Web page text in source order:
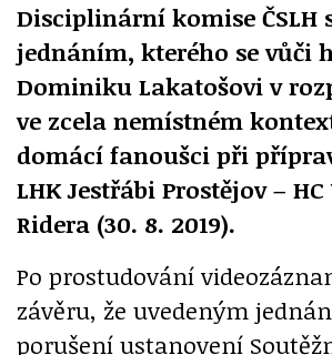
Disciplinární komise ČSLH
jednáním, kterého se vůči
Dominiku Lakatošovi v
ve zcela nemístném
domácí fanoušci při
LHK Jestřábi Prostějov –
Ridera (30. 8. 2019).
Po prostudování
závěru, že uvedeným
porušení ustanovení